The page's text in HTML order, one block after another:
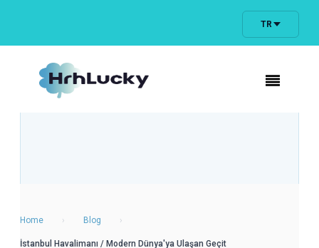
TR
Home › Blog ›
İstanbul Havalimanı / Modern Dünya'ya Ulaşan Geçit